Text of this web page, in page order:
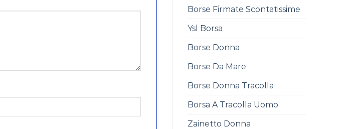
Borse Firmate Scontatissime
Ysl Borsa
Borse Donna
Borse Da Mare
Borse Donna Tracolla
Borsa A Tracolla Uomo
Zainetto Donna